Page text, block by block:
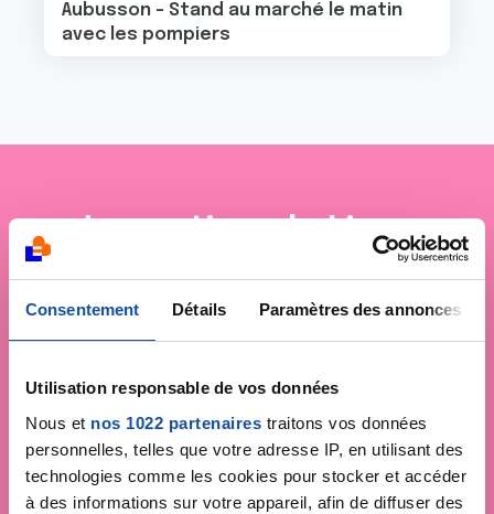
Consentement Détails Paramètres des annonces
Utilisation responsable de vos données
Nous et nos 1022 partenaires traitons vos données
personnelles, telles que votre adresse IP, en utilisant des
technologies comme les cookies pour stocker et accéder
à des informations sur votre appareil, afin de diffuser des
Aubusson - Stand au marché le matin
avec les pompiers
Je soutiensla Ligue
contre le cancer